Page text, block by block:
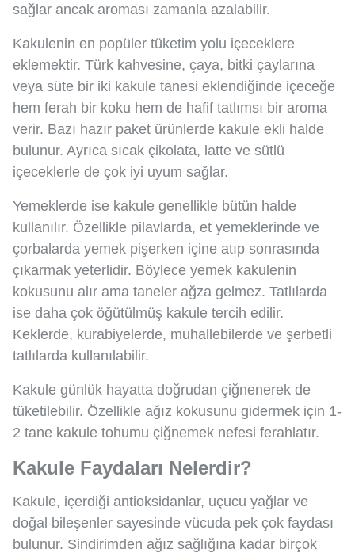
sağlar ancak aroması zamanla azalabilir.
Kakulenin en popüler tüketim yolu içeceklere
eklemektir. Türk kahvesine, çaya, bitki çaylarına
veya süte bir iki kakule tanesi eklendiğinde içeceğe
hem ferah bir koku hem de hafif tatlımsı bir aroma
verir. Bazı hazır paket ürünlerde kakule ekli halde
bulunur. Ayrıca sıcak çikolata, latte ve sütlü
içeceklerle de çok iyi uyum sağlar.
Yemeklerde ise kakule genellikle bütün halde
kullanılır. Özellikle pilavlarda, et yemeklerinde ve
çorbalarda yemek pişerken içine atıp sonrasında
çıkarmak yeterlidir. Böylece yemek kakulenin
kokusunu alır ama taneler ağza gelmez. Tatlılarda
ise daha çok öğütülmüş kakule tercih edilir.
Keklerde, kurabiyelerde, muhallebilerde ve şerbetli
tatlılarda kullanılabilir.
Kakule günlük hayatta doğrudan çiğnenerek de
tüketilebilir. Özellikle ağız kokusunu gidermek için 1-
2 tane kakule tohumu çiğnemek nefesi ferahlatır.
Kakule Faydaları Nelerdir?
Kakule, içerdiği antioksidanlar, uçucu yağlar ve
doğal bileşenler sayesinde vücuda pek çok faydası
bulunur. Sindirimden ağız sağlığına kadar birçok